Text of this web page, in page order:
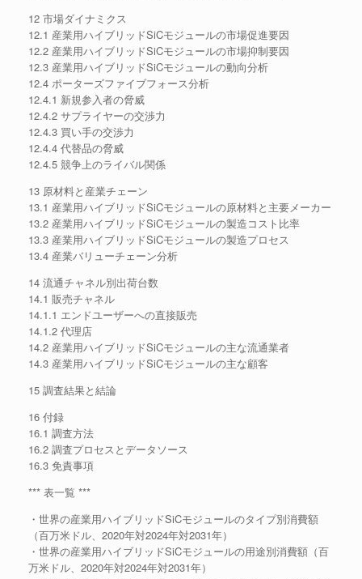
12 市場ダイナミクス
12.1 産業用ハイブリッドSiCモジュールの市場促進要因
12.2 産業用ハイブリッドSiCモジュールの市場抑制要因
12.3 産業用ハイブリッドSiCモジュールの動向分析
12.4 ポーターズファイブフォース分析
12.4.1 新規参入者の脅威
12.4.2 サプライヤーの交渉力
12.4.3 買い手の交渉力
12.4.4 代替品の脅威
12.4.5 競争上のライバル関係
13 原材料と産業チェーン
13.1 産業用ハイブリッドSiCモジュールの原材料と主要メーカー
13.2 産業用ハイブリッドSiCモジュールの製造コスト比率
13.3 産業用ハイブリッドSiCモジュールの製造プロセス
13.4 産業バリューチェーン分析
14 流通チャネル別出荷台数
14.1 販売チャネル
14.1.1 エンドユーザーへの直接販売
14.1.2 代理店
14.2 産業用ハイブリッドSiCモジュールの主な流通業者
14.3 産業用ハイブリッドSiCモジュールの主な顧客
15 調査結果と結論
16 付録
16.1 調査方法
16.2 調査プロセスとデータソース
16.3 免責事項
*** 表一覧 ***
・世界の産業用ハイブリッドSiCモジュールのタイプ別消費額
（百万米ドル、2020年対2024年対2031年）
・世界の産業用ハイブリッドSiCモジュールの用途別消費額（百
万米ドル、2020年対2024年対2031年）